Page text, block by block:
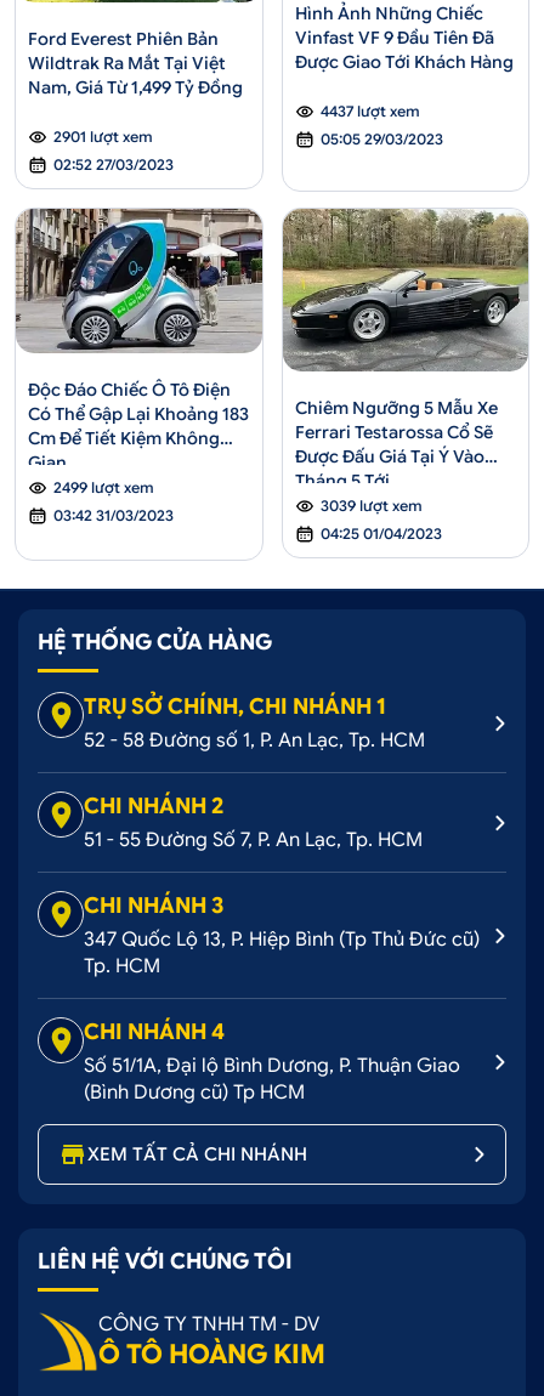
Ford Everest Phiên Bản
Wildtrak Ra Mắt Tại Việt
Nam, Giá Từ 1,499 Tỷ Đồng
2901 lượt xem
02:52 27/03/2023
Hình Ảnh Những Chiếc
Vinfast VF 9 Đầu Tiên Đã
Được Giao Tới Khách Hàng
4437 lượt xem
05:05 29/03/2023
Độc Đáo Chiếc Ô Tô Điện
Có Thể Gập Lại Khoảng 183
Cm Để Tiết Kiệm Không
Gian
2499 lượt xem
03:42 31/03/2023
Chiêm Ngưỡng 5 Mẫu Xe
Ferrari Testarossa Cổ Sẽ
Được Đấu Giá Tại Ý Vào
Tháng 5 Tới
3039 lượt xem
04:25 01/04/2023
HỆ THỐNG CỬA HÀNG
TRỤ SỞ CHÍNH, CHI NHÁNH 1
52 - 58 Đường số 1, P. An Lạc, Tp. HCM
CHI NHÁNH 2
51 - 55 Đường Số 7, P. An Lạc, Tp. HCM
CHI NHÁNH 3
347 Quốc Lộ 13, P. Hiệp Bình (Tp Thủ Đức cũ)
Tp. HCM
CHI NHÁNH 4
Số 51/1A, Đại lộ Bình Dương, P. Thuận Giao
(Bình Dương cũ) Tp HCM
XEM TẤT CẢ CHI NHÁNH
LIÊN HỆ VỚI CHÚNG TÔI
CÔNG TY TNHH TM - DV
Ô TÔ HOÀNG KIM